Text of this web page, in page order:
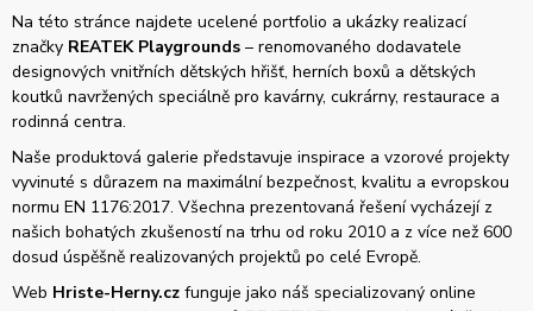
Na této stránce najdete ucelené portfolio a ukázky realizací
značky REATEK Playgrounds – renomovaného dodavatele
designových vnitřních dětských hřišť, herních boxů a dětských
koutků navržených speciálně pro kavárny, cukrárny, restaurace a
rodinná centra.
Naše produktová galerie představuje inspirace a vzorové projekty
vyvinuté s důrazem na maximální bezpečnost, kvalitu a evropskou
normu EN 1176:2017. Všechna prezentovaná řešení vycházejí z
našich bohatých zkušeností na trhu od roku 2010 a z více než 600
dosud úspěšně realizovaných projektů po celé Evropě.
Web Hriste-Herny.cz funguje jako náš specializovaný online